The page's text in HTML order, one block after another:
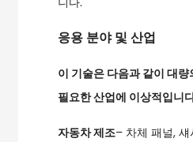
응용 분야 및 산업
이 기술은 다음과 같이 대
필요한 산업에 이상적입니
자동차 제조– 차체 패널,